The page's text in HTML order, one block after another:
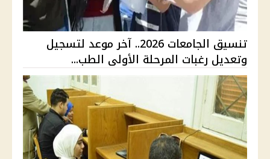
تنسيق الجامعات 2026.. آخر موعد لتسجيل
وتعديل رغبات المرحلة الأولى الطب...